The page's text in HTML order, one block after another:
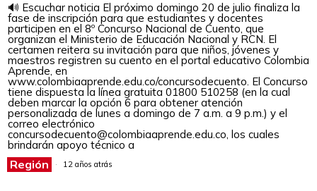
🔊 Escuchar noticia El próximo domingo 20 de julio finaliza la
fase de inscripción para que estudiantes y docentes
participen en el 8º Concurso Nacional de Cuento, que
organizan el Ministerio de Educación Nacional y RCN. El
certamen reitera su invitación para que niños, jóvenes y
maestros registren su cuento en el portal educativo Colombia
Aprende, en
www.colombiaaprende.edu.co/concursodecuento. El Concurso
tiene dispuesta la línea gratuita 01800 510258 (en la cual
deben marcar la opción 6 para obtener atención
personalizada de lunes a domingo de 7 a.m. a 9 p.m.) y el
correo electrónico
concursodecuento@colombiaaprende.edu.co, los cuales
brindarán apoyo técnico a
Región 12 años atrás